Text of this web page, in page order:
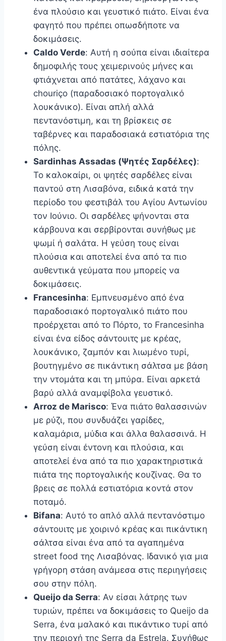
ένα πλούσιο και γευστικό πιάτο. Είναι ένα
φαγητό που πρέπει οπωσδήποτε να
δοκιμάσεις.
Caldo Verde: Αυτή η σούπα είναι ιδιαίτερα
δημοφιλής τους χειμερινούς μήνες και
φτιάχνεται από πατάτες, λάχανο και
chouriço (παραδοσιακό πορτογαλικό
λουκάνικο). Είναι απλή αλλά
πεντανόστιμη, και τη βρίσκεις σε
ταβέρνες και παραδοσιακά εστιατόρια της
πόλης.
Sardinhas Assadas (Ψητές Σαρδέλες):
Το καλοκαίρι, οι ψητές σαρδέλες είναι
παντού στη Λισαβόνα, ειδικά κατά την
περίοδο του φεστιβάλ του Αγίου Αντωνίου
τον Ιούνιο. Οι σαρδέλες ψήνονται στα
κάρβουνα και σερβίρονται συνήθως με
ψωμί ή σαλάτα. Η γεύση τους είναι
πλούσια και αποτελεί ένα από τα πιο
αυθεντικά γεύματα που μπορείς να
δοκιμάσεις.
Francesinha: Εμπνευσμένο από ένα
παραδοσιακό πορτογαλικό πιάτο που
προέρχεται από το Πόρτο, το Francesinha
είναι ένα είδος σάντουιτς με κρέας,
λουκάνικο, ζαμπόν και λιωμένο τυρί,
βουτηγμένο σε πικάντικη σάλτσα με βάση
την ντομάτα και τη μπύρα. Είναι αρκετά
βαρύ αλλά αναμφίβολα γευστικό.
Arroz de Marisco: Ένα πιάτο θαλασσινών
με ρύζι, που συνδυάζει γαρίδες,
καλαμάρια, μύδια και άλλα θαλασσινά. Η
γεύση είναι έντονη και πλούσια, και
αποτελεί ένα από τα πιο χαρακτηριστικά
πιάτα της πορτογαλικής κουζίνας. Θα το
βρεις σε πολλά εστιατόρια κοντά στον
ποταμό.
Bifana: Αυτό το απλό αλλά πεντανόστιμο
σάντουιτς με χοιρινό κρέας και πικάντικη
σάλτσα είναι ένα από τα αγαπημένα
street food της Λισαβόνας. Ιδανικό για μια
γρήγορη στάση ανάμεσα στις περιηγήσεις
σου στην πόλη.
Queijo da Serra: Αν είσαι λάτρης των
τυριών, πρέπει να δοκιμάσεις το Queijo da
Serra, ένα μαλακό και πικάντικο τυρί από
την περιοχή της Serra da Estrela. Συνήθως